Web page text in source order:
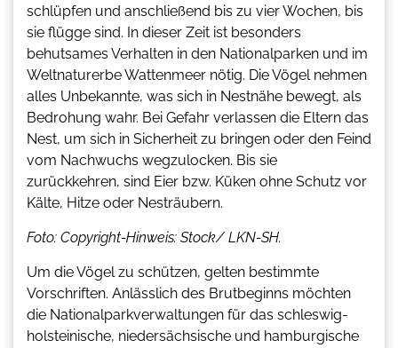
schlüpfen und anschließend bis zu vier Wochen, bis
sie flügge sind. In dieser Zeit ist besonders
behutsames Verhalten in den Nationalparken und im
Weltnaturerbe Wattenmeer nötig. Die Vögel nehmen
alles Unbekannte, was sich in Nestnähe bewegt, als
Bedrohung wahr. Bei Gefahr verlassen die Eltern das
Nest, um sich in Sicherheit zu bringen oder den Feind
vom Nachwuchs wegzulocken. Bis sie
zurückkehren, sind Eier bzw. Küken ohne Schutz vor
Kälte, Hitze oder Nesträubern.
Foto: Copyright-Hinweis: Stock/ LKN-SH.
Um die Vögel zu schützen, gelten bestimmte
Vorschriften. Anlässlich des Brutbeginns möchten
die Nationalparkverwaltungen für das schleswig-
holsteinische, niedersächsische und hamburgische